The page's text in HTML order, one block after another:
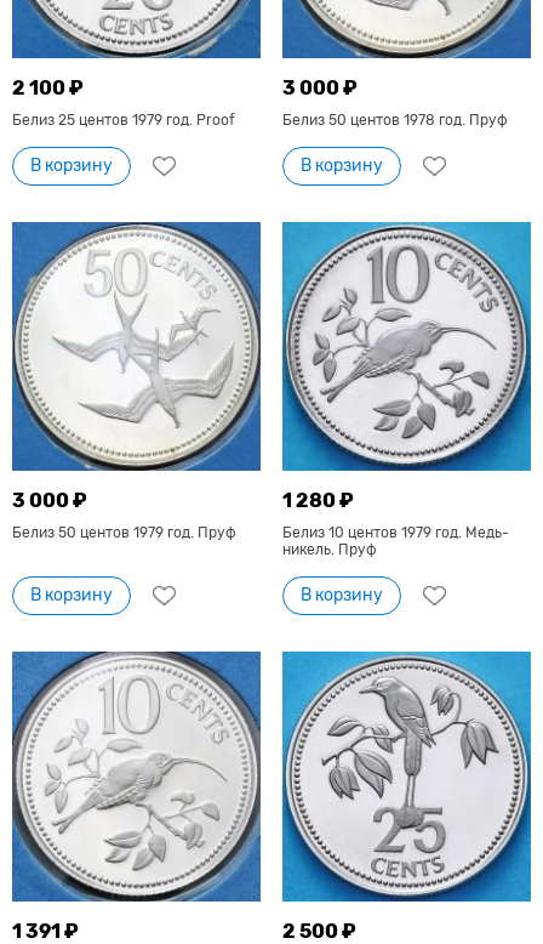
2 100 ₽
Белиз 25 центов 1979 год. Proof
В корзину
3 000 ₽
Белиз 50 центов 1978 год. Пруф
В корзину
3 000 ₽
Белиз 50 центов 1979 год. Пруф
В корзину
1 280 ₽
Белиз 10 центов 1979 год. Медь-
никель. Пруф
В корзину
1 391 ₽ 2 500 ₽